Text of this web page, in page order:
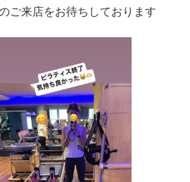
ご来店をお待ちしております